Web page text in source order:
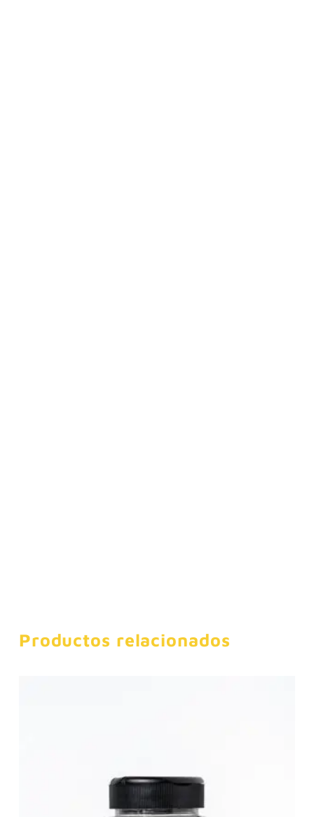
Productos relacionados